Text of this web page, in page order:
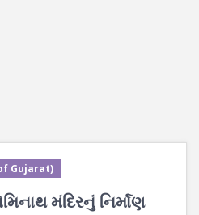
Gujarat)
મંદિરનું નિર્માણ